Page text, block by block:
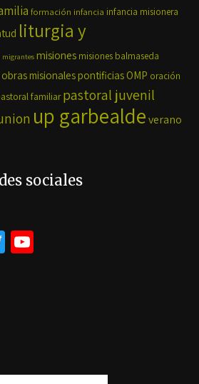
formación infancia infancia misionera
liturgia y
migrantes misiones misiones balmaseda
obras misionales pontificias OMP oración
familiar pastoral juvenil
up garbealdeverano
sociales
T